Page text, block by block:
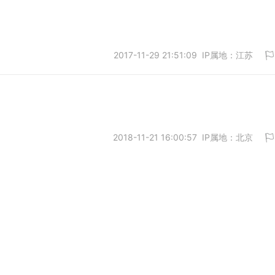
取消
2017-11-29 21:51:09 IP属地：江苏
取消
2018-11-21 16:00:57 IP属地：北京